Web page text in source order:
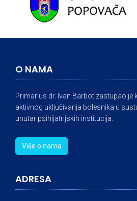
O NAMA
Primarius dr. Ivan Barbot zastupao je
aktivnog uključivanja bolesnika u
unutar psihijatrijskih institucija.
Više o nama
ADRESA